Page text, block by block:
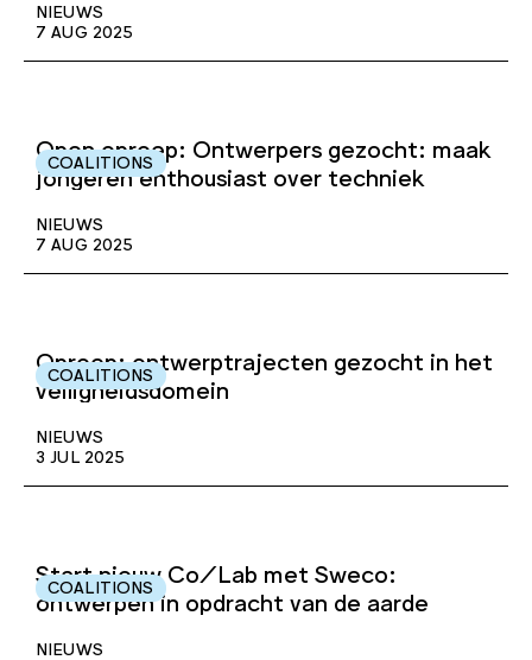
NIEUWS
7 AUG 2025
COALITIONS
Open oproep: Ontwerpers gezocht: maak
jongeren enthousiast over techniek
NIEUWS
7 AUG 2025
COALITIONS
Oproep: ontwerptrajecten gezocht in het
veiligheidsdomein
NIEUWS
3 JUL 2025
COALITIONS
Start nieuw Co/Lab met Sweco:
ontwerpen in opdracht van de aarde
NIEUWS